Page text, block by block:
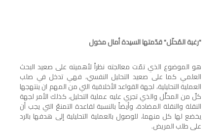
"رغبة المُحلّل"قدّمتهاالسيدة أمال مخول
هو الموضوع الذي تمّت معالجته نظراً لأهميته على صعيد البحث
العلمي كما على صعيد التحليل النفسي، فهي تدخل في صلب
العملية التحليلية، لجهة القواعد الأخلاقية التي من المهم ان ينتهجها
كلٌ من المحلِّل والذي تجري عليه عملية التحليل، كذلك الأمر لجهة
النقلة والنقلة المضادة، وأيضاً بالنسبة لقاعدة التمنعّ التي يجب أن
يخضع لها كل منهما، للوصول بالعملية التحليلية إلى هدفها بالرد
على طلب المريض.